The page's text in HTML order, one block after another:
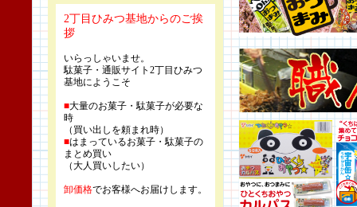
2丁目ひみつ基地からのご挨
拶
いらっしゃいませ。
駄菓子・通販サイト2丁目ひみつ
基地にようこそ
■大量のお菓子・駄菓子が必要な
時
（買い出しを頼まれ時）
■はまっているお菓子・駄菓子の
まとめ買い
（大人買いしたい）
卸価格でお客様へお届けします。